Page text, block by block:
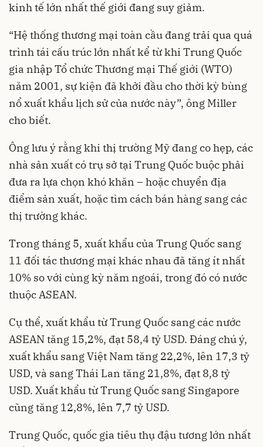
kinh tế lớn nhất thế giới đang suy giảm.
“Hệ thống thương mại toàn cầu đang trải qua quá
trình tái cấu trúc lớn nhất kể từ khi Trung Quốc
gia nhập Tổ chức Thương mại Thế giới (WTO)
năm 2001, sự kiện đã khởi đầu cho thời kỳ bùng
nổ xuất khẩu lịch sử của nước này”, ông Miller
cho biết.
Ông lưu ý rằng khi thị trường Mỹ đang co hẹp, các
nhà sản xuất có trụ sở tại Trung Quốc buộc phải
đưa ra lựa chọn khó khăn – hoặc chuyển địa
điểm sản xuất, hoặc tìm cách bán hàng sang các
thị trường khác.
Trong tháng 5, xuất khẩu của Trung Quốc sang
11 đối tác thương mại khác nhau đã tăng ít nhất
10% so với cùng kỳ năm ngoái, trong đó có nước
thuộc ASEAN.
Cụ thể, xuất khẩu từ Trung Quốc sang các nước
ASEAN tăng 15,2%, đạt 58,4 tỷ USD. Đáng chú ý,
xuất khẩu sang Việt Nam tăng 22,2%, lên 17,3 tỷ
USD, và sang Thái Lan tăng 21,8%, đạt 8,8 tỷ
USD. Xuất khẩu từ Trung Quốc sang Singapore
cũng tăng 12,8%, lên 7,7 tỷ USD.
Trung Quốc, quốc gia tiêu thụ đậu tương lớn nhất